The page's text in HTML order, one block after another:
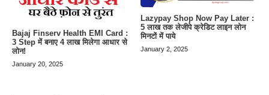
Bajaj Finserv Health EMI Card :
3 Step में बनाए 4 लाख मिलेगा आधार से
लोन!
January 20, 2025
Lazypay Shop Now Pay Later :
5 लाख तक लेजीपे क्रेडिट लाइन लोन
मिनटों में पाये
January 2, 2025